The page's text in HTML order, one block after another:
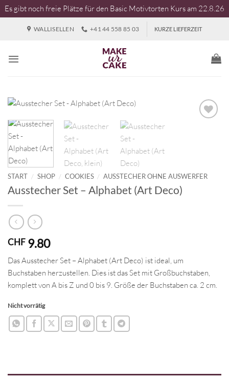
Es gibt noch freie Plätze für den Basic Motivtorten Kurs am 22.8.26
WALLISELLEN +41 44 558 85 03 KURZE LIEFERZEIT
START / SHOP / COOKIES / AUSSTECHER OHNE AUSWERFER
Ausstecher Set – Alphabet (Art Deco)
CHF 9.80
Das Ausstecher Set – Alphabet (Art Deco) ist ideal, um
Buchstaben herzustellen. Dies ist das Set mit Großbuchstaben,
komplett von A bis Z und 0 bis 9. Größe der Buchstaben ca. 2 cm.
Nicht vorrätig